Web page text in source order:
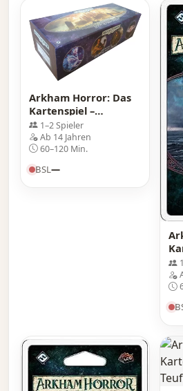
Arkham Horror: Das
Kartenspiel –
Rückkehr zu: Der
Pfad nach Carcosa
1–2 Spieler
Ab 14 Jahren
60–120 Min.
BSL—
im